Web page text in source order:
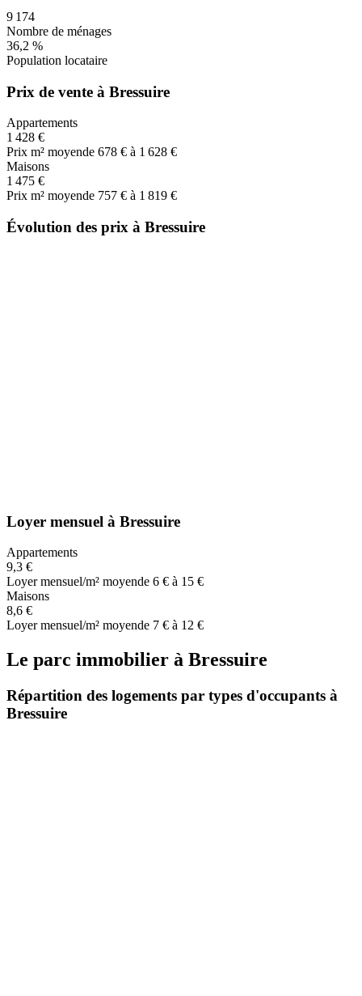
9 174
Nombre de ménages
36,2 %
Population locataire
Prix de vente à Bressuire
Appartements
1 428 €
Prix m² moyende 678 € à 1 628 €
Maisons
1 475 €
Prix m² moyende 757 € à 1 819 €
Évolution des prix à Bressuire
Loyer mensuel à Bressuire
Appartements
9,3 €
Loyer mensuel/m² moyende 6 € à 15 €
Maisons
8,6 €
Loyer mensuel/m² moyende 7 € à 12 €
Le parc immobilier à Bressuire
Répartition des logements par types d'occupants à
Bressuire